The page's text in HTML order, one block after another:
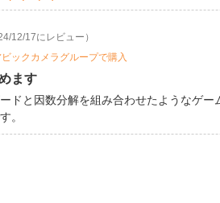
12/17にレビュー）
ビックカメラグループで購入
ます
ドと因数分解を組み合わせたようなゲ
。